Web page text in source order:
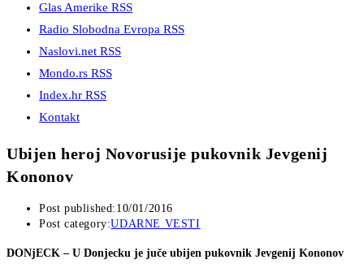
Glas Amerike RSS
Radio Slobodna Evropa RSS
Naslovi.net RSS
Mondo.rs RSS
Index.hr RSS
Kontakt
Ubijen heroj Novorusije pukovnik Jevgenij
Kononov
Post published: 10/01/2016
Post category:UDARNE VESTI
DONjECK – U Donjecku je juče ubijen pukovnik Jevgenij Kononov